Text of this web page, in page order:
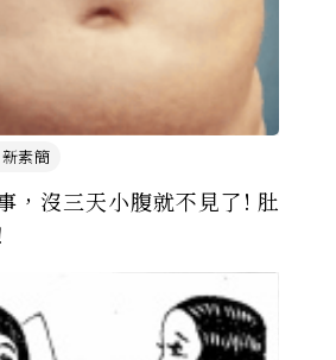
，沒三天小腹就不見了! 肚
素簡